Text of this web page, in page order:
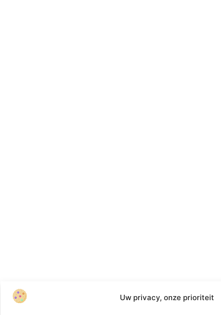
Uw privacy, onze prioriteit